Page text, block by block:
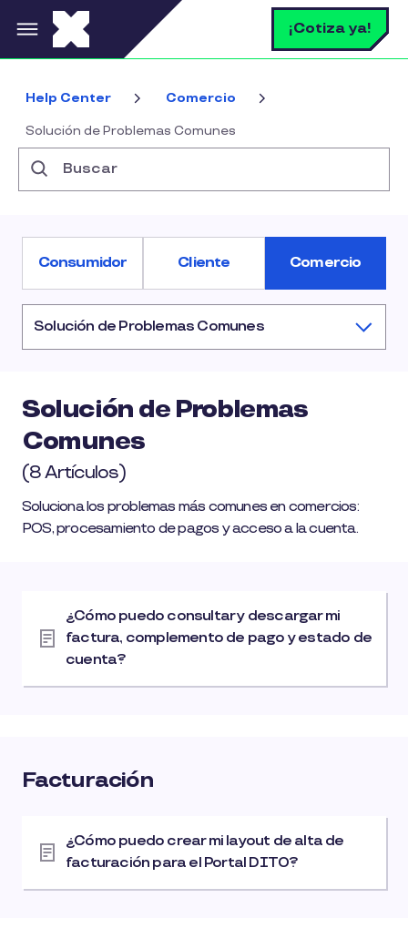
Pasar al contenido principal ¡Cotiza ya!
Help Center Comercio
Solución de Problemas Comunes
Consumidor Cliente Comercio
Solución de Problemas Comunes
Solución de Problemas
Comunes
(8 Artículos)
Soluciona los problemas más comunes en comercios:
POS, procesamiento de pagos y acceso a la cuenta.
¿Cómo puedo consultar y descargar mi
factura, complemento de pago y estado de
cuenta?
Facturación
¿Cómo puedo crear mi layout de alta de
facturación para el Portal DITO?